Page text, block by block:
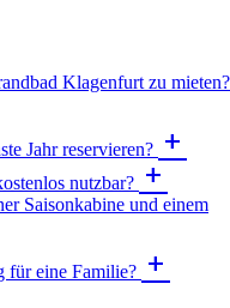
Klagenfurt zu mieten?
Jahr reservieren? add
nutzbar? add
Saisonkabine und einem
für eine Familie? add